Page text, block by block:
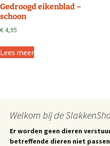
Gedroogd eikenblad –
schoon
€4,95
Lees meer
Welkom bij de
Er worden geen dieren
betreffende dieren niet